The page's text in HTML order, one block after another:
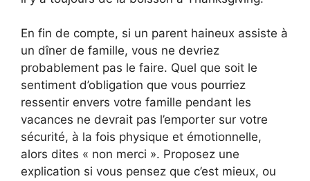
En fin de compte, si un parent haineux assiste à
un dîner de famille, vous ne devriez
probablement pas le faire. Quel que soit le
sentiment d’obligation que vous pourriez
ressentir envers votre famille pendant les
vacances ne devrait pas l’emporter sur votre
sécurité, à la fois physique et émotionnelle,
alors dites « non merci ». Proposez une
explication si vous pensez que c’est mieux, ou